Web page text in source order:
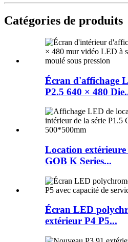
Catégories de produits
Écran d'affichage
P2.5 640 × 480
Location
GOB K Series...
Écran LED
extérieur P4 P5...